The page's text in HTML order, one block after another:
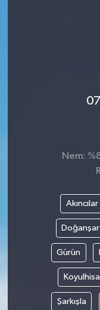
Nem:
Akıncılar
Doğanşar
Gürün
Şarkışla